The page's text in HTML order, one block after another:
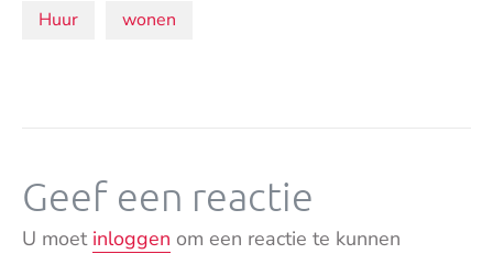
Onderwerpen:
Huur wonen
Geef een reactie
U moet inloggen om een reactie te kunnen